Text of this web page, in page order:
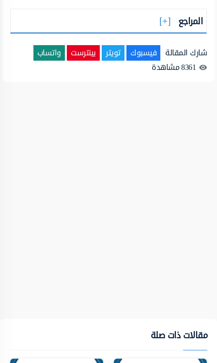
المراجع
شارك المقالة فيسبوك تويتر بينترست
واتساب
8361مشاهدة
مقالات ذات صلة